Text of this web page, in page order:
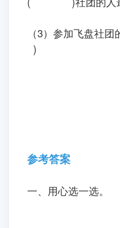
（3）参加飞盘社
)
参考答案
一、用心选一选。